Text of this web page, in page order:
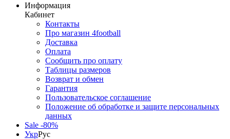
Информация
Кабинет
Контакты
Про магазин 4football
Доставка
Оплата
Сообщить про оплату
Таблицы размеров
Возврат и обмен
Гарантия
Пользовательское соглашение
Положение об обработке и защите персональных
данных
Sale -80%
УкрРус